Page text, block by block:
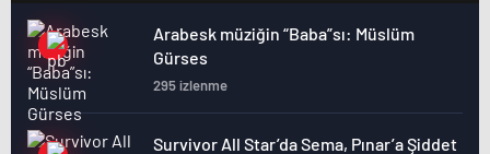
Arabesk müziğin “Baba”sı: Müslüm
Gürses
295 izlenme
Survivor All Star’da Sema, Pınar’a Şiddet